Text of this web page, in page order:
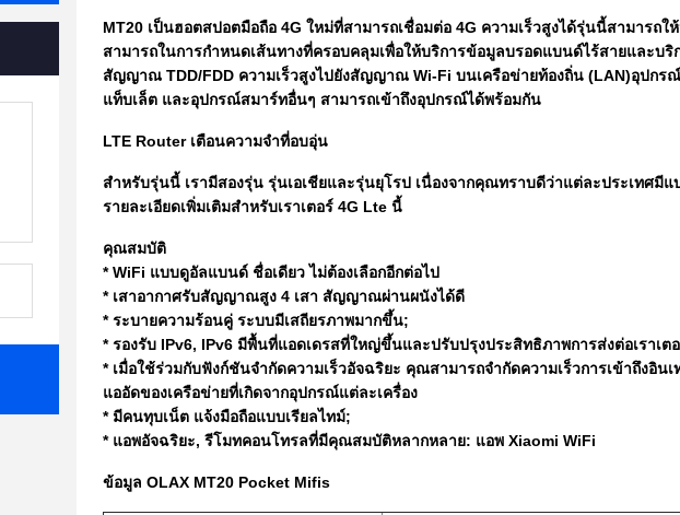
MT20 เป็นฮอตสปอตมือถือ 4G ใหม่ที่สามารถเชื่อมต่อ 4G ความเร็วสูงได้รุ่นนี้สามารถ
สามารถในการกำหนดเส้นทางที่ครอบคลุมเพื่อให้บริการข้อมูลบรอดแบนด์ไร้สายและบริ
สัญญาณ TDD/FDD ความเร็วสูงไปยังสัญญาณ Wi-Fi บนเครือข่ายท้องถิ่น (LAN)อุปกร
แท็บเล็ต และอุปกรณ์สมาร์ทอื่นๆ สามารถเข้าถึงอุปกรณ์ได้พร้อมกัน
LTE Router เตือนความจำที่อบอุ่น
สำหรับรุ่นนี้ เรามีสองรุ่น รุ่นเอเชียและรุ่นยุโรป เนื่องจากคุณทราบดีว่าแต่ละประเทศมี
รายละเอียดเพิ่มเติมสำหรับเราเตอร์ 4G Lte นี้
คุณสมบัติ
* WiFi แบบดูอัลแบนด์ ชื่อเดียว ไม่ต้องเลือกอีกต่อไป
* เสาอากาศรับสัญญาณสูง 4 เสา สัญญาณผ่านผนังได้ดี
* ระบายความร้อนคู่ ระบบมีเสถียรภาพมากขึ้น;
* รองรับ IPv6, IPv6 มีพื้นที่แอดเดรสที่ใหญ่ขึ้นและปรับปรุงประสิทธิภาพการส่งต่อเราเต
* เมื่อใช้ร่วมกับฟังก์ชันจำกัดความเร็วอัจฉริยะ คุณสามารถจำกัดความเร็วการเข้าถึงอิน
แออัดของเครือข่ายที่เกิดจากอุปกรณ์แต่ละเครื่อง
* มีคนทุบเน็ต แจ้งมือถือแบบเรียลไทม์;
* แอพอัจฉริยะ, รีโมทคอนโทรลที่มีคุณสมบัติหลากหลาย: แอพ Xiaomi WiFi
ข้อมูล OLAX MT20 Pocket Mifis